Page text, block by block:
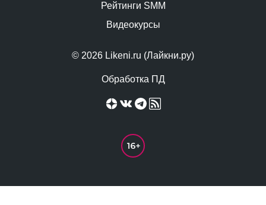
© 2026 Likeni.ru (Лайкни.ру)
Обработка ПД
Рейтинги SMM
Видеокурсы